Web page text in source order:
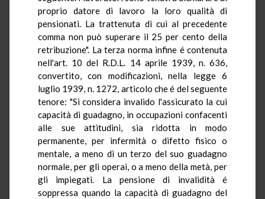
proprio datore di lavoro la loro qualità di
pensionati. La trattenuta di cui al precedente
comma non può superare il 25 per cento della
retribuzione". La terza norma infine é contenuta
nell'art. 10 del R.D.L. 14 aprile 1939, n. 636,
convertito, con modificazioni, nella legge 6
luglio 1939, n. 1272, articolo che é del seguente
tenore: "Si considera invalido l'assicurato la cui
capacità di guadagno, in occupazioni confacenti
alle sue attitudini, sia ridotta in modo
permanente, per infermità o difetto fisico o
mentale, a meno di un terzo del suo guadagno
normale, per gli operai, o a meno della metà, per
gli impiegati. La pensione di invalidità é
soppressa quando la capacità di guadagno del